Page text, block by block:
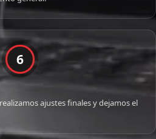
6
ajustes finales y dejamos el